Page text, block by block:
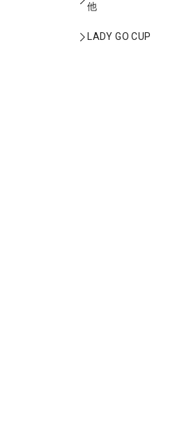
他
LADY GO CUP